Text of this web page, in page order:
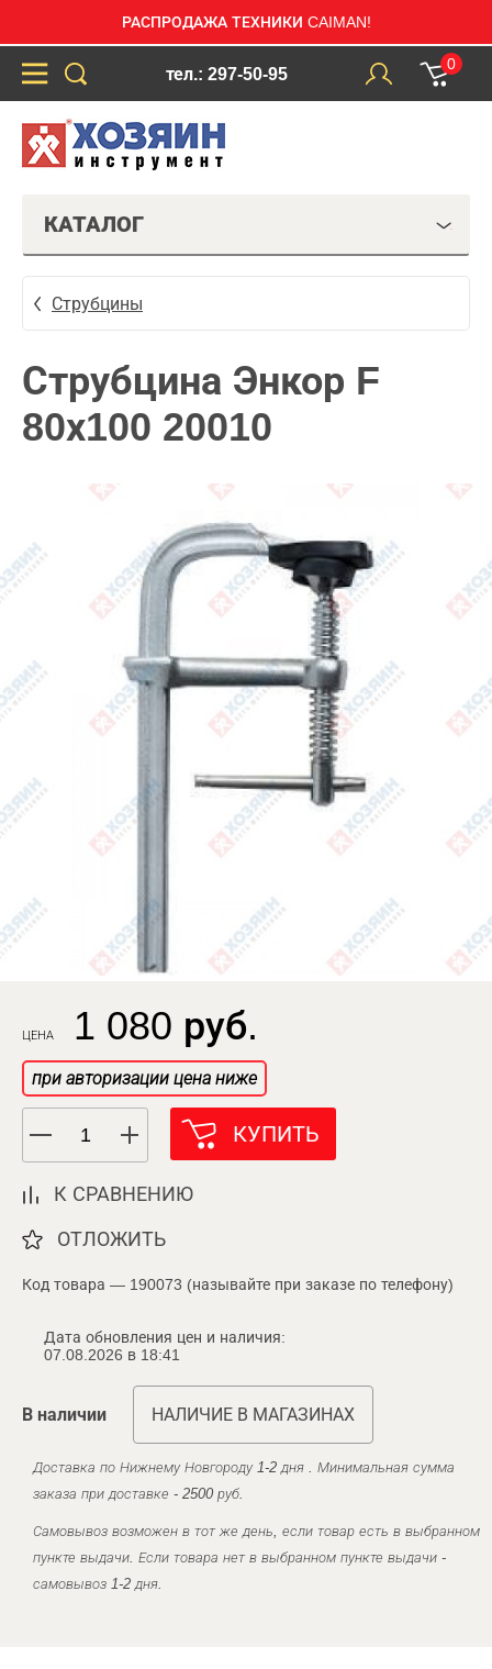
РАСПРОДАЖА ТЕХНИКИ CAIMAN!
тел.: 297-50-95
0
КАТАЛОГ
Струбцины
Струбцина Энкор F
80х100 20010
ЦЕНА 1 080 руб.
при авторизации цена ниже
КУПИТЬ
К СРАВНЕНИЮ
ОТЛОЖИТЬ
Код товара — 190073 (называйте при заказе по телефону)
Дата обновления цен и наличия:
07.08.2026 в 18:41
В наличии НАЛИЧИЕ В МАГАЗИНАХ
Доставка по Нижнему Новгороду 1-2 дня . Минимальная сумма
заказа при доставке - 2500 руб.
Самовывоз возможен в тот же день, если товар есть в выбранном
пункте выдачи. Если товара нет в выбранном пункте выдачи -
самовывоз 1-2 дня.